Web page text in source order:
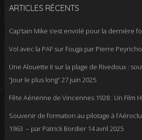
ARTICLES RÉCENTS
Cap’tain Mike s’est envolé pour la dernière
Vol avec la PAF sur Fouga par Pierre
Une Alouette II sur la plage de Rivedoux :
“Jour le plus long”27 juin 2025
Fête Aérienne de Vincennes 1928 : Un Film
Souvenir de formation au pilotage à
1963 – par Patrick Bordier 14 avril 2025